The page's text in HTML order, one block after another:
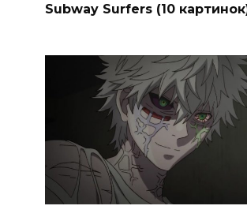
Subway Surfers (10